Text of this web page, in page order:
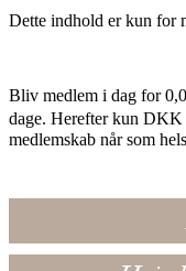
Dette indhold er kun for
Bliv medlem i dag for
dage. Herefter kun
medlemskab når som